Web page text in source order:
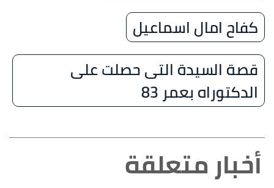
كفاح امال اسماعيل
قصة السيدة التى حصلت على
الدكتوراه بعمر 83
أخبار متعلقة